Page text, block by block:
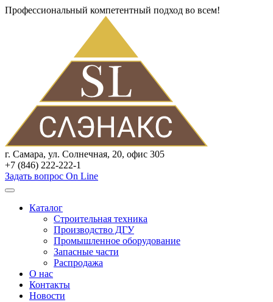
Профессиональный компетентный подход во всем!
г. Самара, ул. Солнечная, 20, офис 305
+7 (846) 222-222-1
Задать вопрос On Line
Каталог
Строительная техника
Производство ДГУ
Промышленное оборудование
Запасные части
Распродажа
О нас
Контакты
Новости